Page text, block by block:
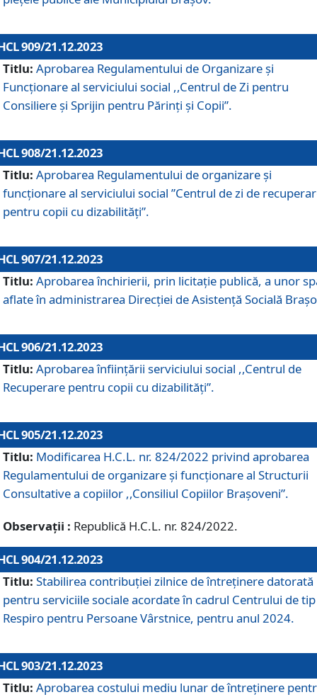
909/21.12.2023
Titlu: Aprobarea Regulamentului de Organizare și
Funcționare al serviciului social ,,Centrul de Zi pentru
Consiliere şi Sprijin pentru Părinţi şi Copii”.
908/21.12.2023
Titlu: Aprobarea Regulamentului de organizare şi
funcţionare al serviciului social ”Centrul de zi de
pentru copii cu dizabilități”.
907/21.12.2023
Titlu: Aprobarea închirierii, prin licitație publică, a unor
aflate în administrarea Direcției de Asistență Socială
906/21.12.2023
Titlu: Aprobarea înființării serviciului social ,,Centrul de
Recuperare pentru copii cu dizabilități”.
905/21.12.2023
Titlu: Modificarea H.C.L. nr. 824/2022 privind aprobarea
Regulamentului de organizare şi funcţionare al Structurii
Consultative a copiilor ,,Consiliul Copiilor Braşoveni”.
Observații : Republică H.C.L. nr. 824/2022.
904/21.12.2023
Titlu: Stabilirea contribuţiei zilnice de întreținere datorată
pentru serviciile sociale acordate în cadrul Centrului de tip
Respiro pentru Persoane Vârstnice, pentru anul 2024.
903/21.12.2023
Titlu: Aprobarea costului mediu lunar de întreţinere